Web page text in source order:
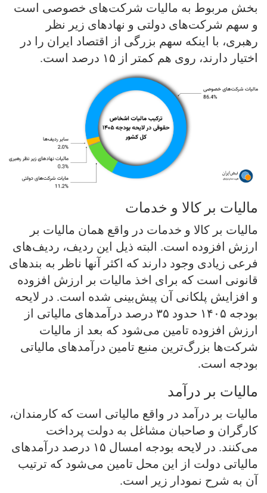
بخش مربوط به مالیات شرکت‌های خصوصی است
و سهم شرکت‌های دولتی و نهادهای زیر نظر
رهبری، با اینکه سهم بزرگی از اقتصاد ایران را در
اختیار دارند، روی هم کمتر از ۱۵ درصد است.
مالیات بر کالا و خدمات
مالیات بر کالا و خدمات در واقع همان مالیات بر
ارزش افزوده است. البته ذیل این ردیف، ردیف‌های
فرعی زیادی وجود دارند که اکثر آنها ناظر به بندهای
قانونی است که برای اخذ مالیات بر ارزش افزوده
و افزایش پلکانی آن پیش‌بینی شده است. در لایحه
بودجه ۱۴۰۵ حدود ۳۵ درصد درآمدهای مالیاتی از
ارزش افزوده تامین می‌شود که بعد از مالیات
شرکت‌ها بزرگ‌ترین منبع تامین درآمدهای مالیاتی
بودجه است.
مالیات بر درآمد
مالیات بر درآمد در واقع مالیاتی است که کارمندان،
کارگران و صاحبان مشاغل به دولت پرداخت
می‌کنند. در لایحه بودجه امسال ۱۵ درصد درآمدهای
مالیاتی دولت از این محل تامین می‌شود که ترتیب
آن به شرح نمودار زیر است.